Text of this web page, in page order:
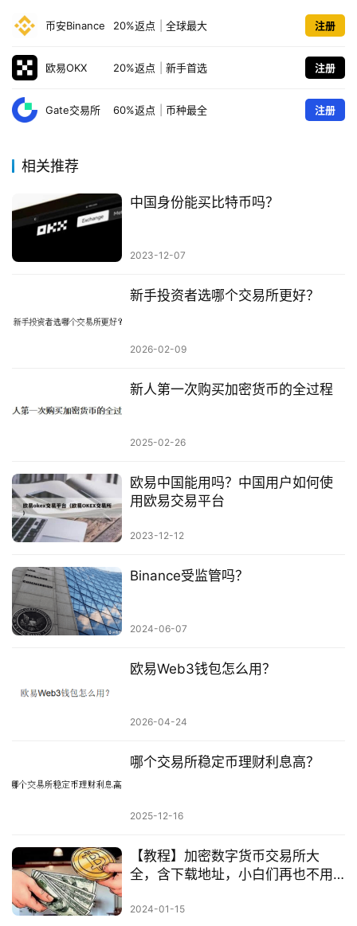
币安Binance 20%返点 全球最大 注册
欧易OKX 20%返点 新手首选 注册
Gate交易所 60%返点 币种最全 注册
相关推荐
中国身份能买比特币吗？
2023-12-07
新手投资者选哪个交易所更好？
2026-02-09
新人第一次购买加密货币的全过程
2025-02-26
欧易中国能用吗？中国用户如何使
用欧易交易平台
2023-12-12
Binance受监管吗？
2024-06-07
欧易Web3钱包怎么用？
2026-04-24
哪个交易所稳定币理财利息高？
2025-12-16
【教程】加密数字货币交易所大
全，含下载地址，小白们再也不用
2024-01-15